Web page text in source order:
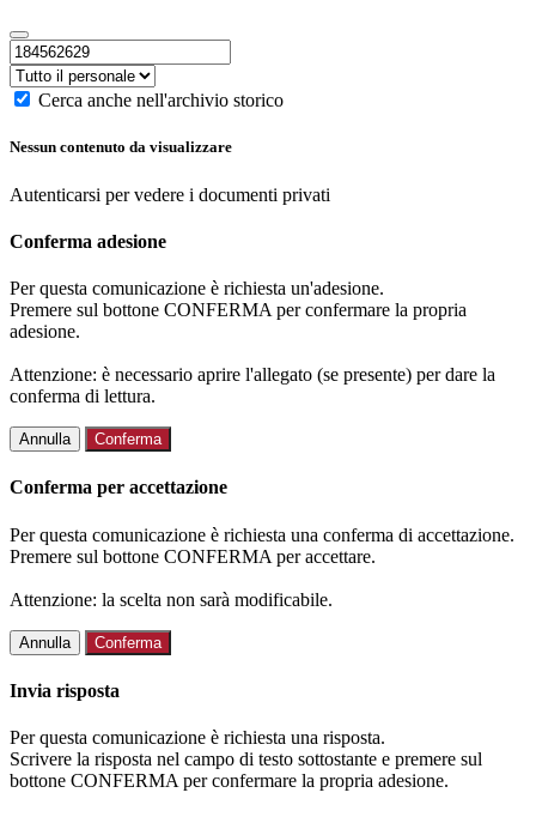
Cerca anche nell'archivio storico
Nessun contenuto da visualizzare
Autenticarsi per vedere i documenti privati
Conferma adesione
Per questa comunicazione è richiesta un'adesione.
Premere sul bottone CONFERMA per confermare la propria
adesione.
Attenzione: è necessario aprire l'allegato (se presente) per dare la
conferma di lettura.
Annulla Conferma
Conferma per accettazione
Per questa comunicazione è richiesta una conferma di accettazione.
Premere sul bottone CONFERMA per accettare.
Attenzione: la scelta non sarà modificabile.
Annulla Conferma
Invia risposta
Per questa comunicazione è richiesta una risposta.
Scrivere la risposta nel campo di testo sottostante e premere sul
bottone CONFERMA per confermare la propria adesione.